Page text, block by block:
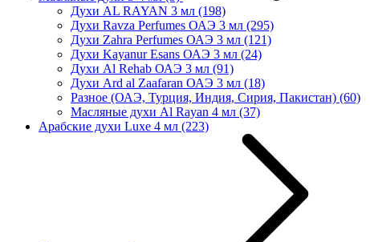
Духи AL RAYAN 3 мл (198)
Духи Ravza Perfumes ОАЭ 3 мл (295)
Духи Zahra Perfumes ОАЭ 3 мл (121)
Духи Kayanur Esans ОАЭ 3 мл (24)
Духи Al Rehab ОАЭ 3 мл (91)
Духи Ard al Zaafaran ОАЭ 3 мл (18)
Разное (ОАЭ, Турция, Индия, Сирия, Пакистан) (60)
Масляные духи Al Rayan 4 мл (37)
Арабские духи Luxe 4 мл (223)